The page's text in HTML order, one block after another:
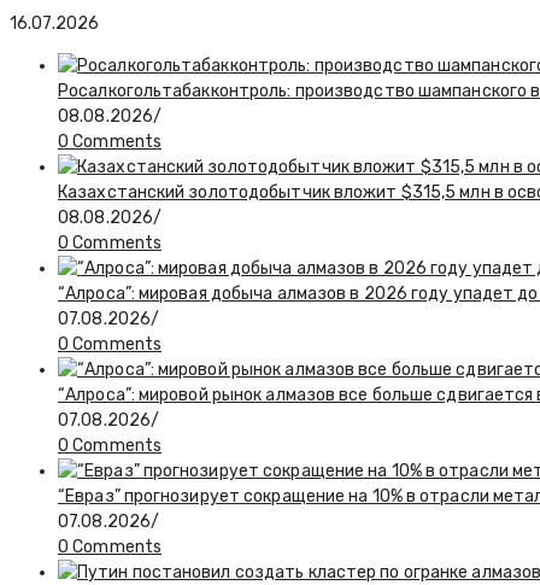
16.07.2026
Росалкогольтабакконтроль: производство шампанского
08.08.2026/
0 Comments
Казахстанский золотодобытчик вложит $315,5 млн в
08.08.2026/
0 Comments
“Алроса”: мировая добыча алмазов в 2026 году упадет
07.08.2026/
0 Comments
“Алроса”: мировой рынок алмазов все больше
07.08.2026/
0 Comments
“Евраз” прогнозирует сокращение на 10% в отрасли
07.08.2026/
0 Comments